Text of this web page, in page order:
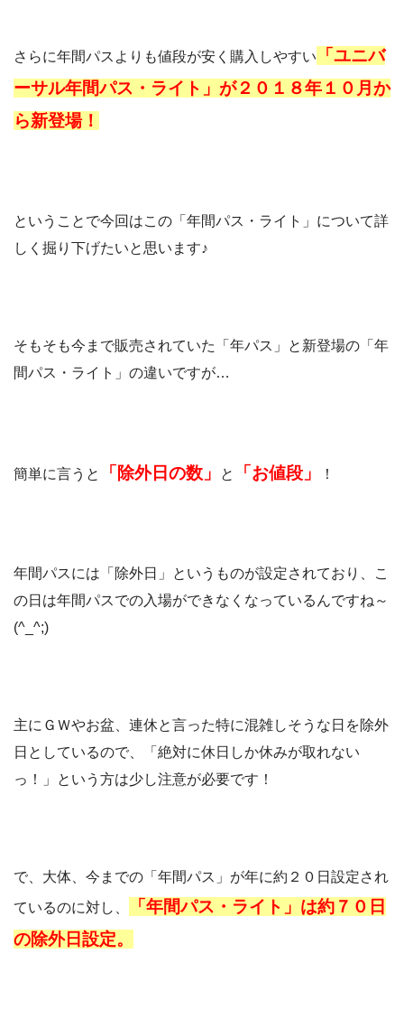
さらに年間パスよりも値段が安く購入しやすい
「ユニバ
ーサル年間パス・ライト」が２０１８年１０月か
ら新登場！
ということで今回はこの「年間パス・ライト」について詳
しく掘り下げたいと思います♪
そもそも今まで販売されていた「年パス」と新登場の「年
間パス・ライト」の違いですが…
簡単に言うと 「除外日の数」 と 「お値段」 ！
年間パスには「除外日」というものが設定されており、こ
の日は年間パスでの入場ができなくなっているんですね～
(^_^;)
主にＧＷやお盆、連休と言った特に混雑しそうな日を除外
日としているので、「絶対に休日しか休みが取れない
っ！」という方は少し注意が必要です！
で、大体、今までの「年間パス」が年に約２０日設定され
ているのに対し、
「年間パス・ライト」は約７０日
の除外日設定。